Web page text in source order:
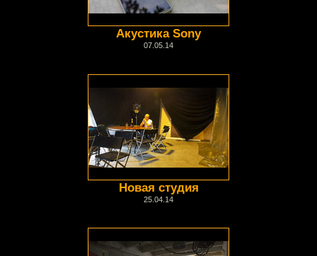
Акустика Sony
07.05.14
Новая студия
25.04.14